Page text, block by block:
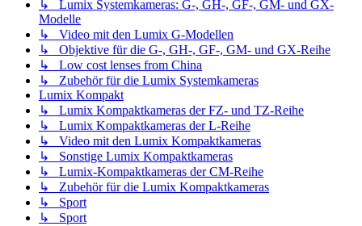
↳ Lumix Systemkameras: G-, GH-, GF-, GM- und GX-
Modelle
↳ Video mit den Lumix G-Modellen
↳ Objektive für die G-, GH-, GF-, GM- und GX-Reihe
↳ Low cost lenses from China
↳ Zubehör für die Lumix Systemkameras
Lumix Kompakt
↳ Lumix Kompaktkameras der FZ- und TZ-Reihe
↳ Lumix Kompaktkameras der L-Reihe
↳ Video mit den Lumix Kompaktkameras
↳ Sonstige Lumix Kompaktkameras
↳ Lumix-Kompaktkameras der CM-Reihe
↳ Zubehör für die Lumix Kompaktkameras
↳ Sport
↳ Sport